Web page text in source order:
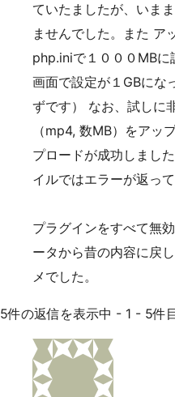
ていたましたが、いま
ませんでした。また ア
php.iniで１０００MB
画面で設定が１GBにな
ずです） なお、試しに
（mp4, 数MB）をアッ
プロードが成功しまし
イルではエラーが返って
プラグインをすべて無
ータから昔の内容に戻
メでした。
5件の返信を表示中 - 1 - 5件